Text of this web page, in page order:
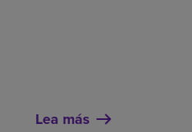
Lea más